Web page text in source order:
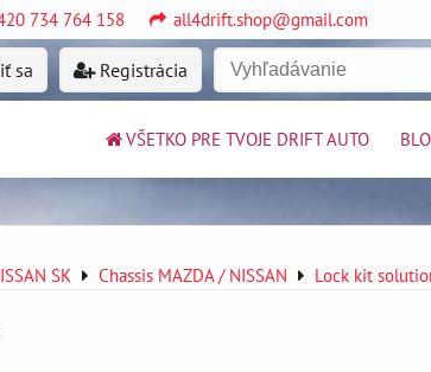
734 764 158 all4drift.shop@gmail.com
sa Registrácia
VŠETKO PRE TVOJE DRIFT AUTO
SK Chassis MAZDA / NISSAN Lock kit